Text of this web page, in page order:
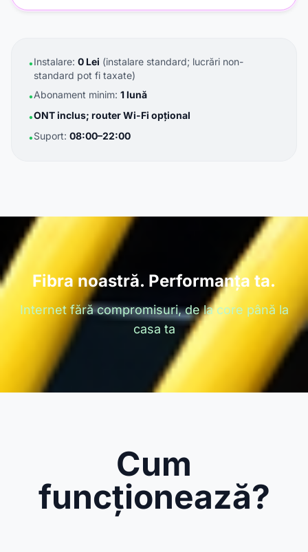
•Instalare: 0 Lei (instalare standard; lucrări non-
standard pot fi taxate)
•Abonament minim: 1 lună
•ONT inclus; router Wi-Fi opțional
•Suport: 08:00–22:00
Fibra noastră. Performanța ta.
Internet fără compromisuri, de la core până la
casa ta
Cum
funcționează?